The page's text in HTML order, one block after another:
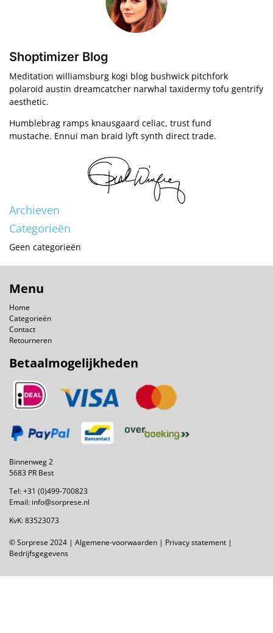
Shoptimizer Blog
Meditation williamsburg kogi blog bushwick pitchfork
polaroid austin dreamcatcher narwhal taxidermy tofu gentrify
aesthetic.
Humblebrag ramps knausgaard celiac, trust fund
mustache. Ennui man braid lyft synth direct trade.
Archieven
Categorieën
Geen categorieën
Menu
Home
Categorieën
Contact
Retourneren
Betaalmogelijkheden
Binnenweg 2
5683 PR Best
Tel:+31 (0)499-700823
Email: info@sorprese.nl
KvK: 83523073
© Sorprese 2024 | Algemene-voorwaarden | Privacy statement |
Bedrijfsgegevens